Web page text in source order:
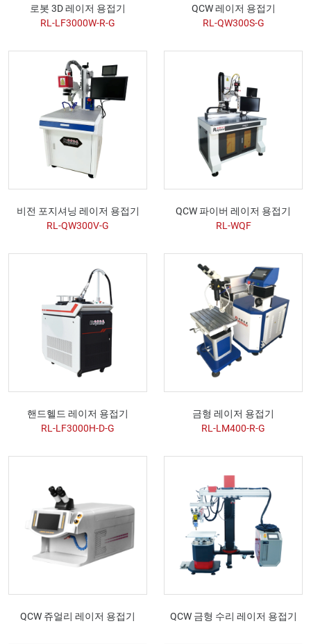
로봇 3D 레이저 용접기
RL-LF3000W-R-G
QCW 레이저 용접기
RL-QW300S-G
비전 포지셔닝 레이저 용접기
RL-QW300V-G
QCW 파이버 레이저 용접기
RL-WQF
핸드헬드 레이저 용접기
RL-LF3000H-D-G
금형 레이저 용접기
RL-LM400-R-G
QCW 쥬얼리 레이저 용접기 QCW 금형 수리 레이저 용접기